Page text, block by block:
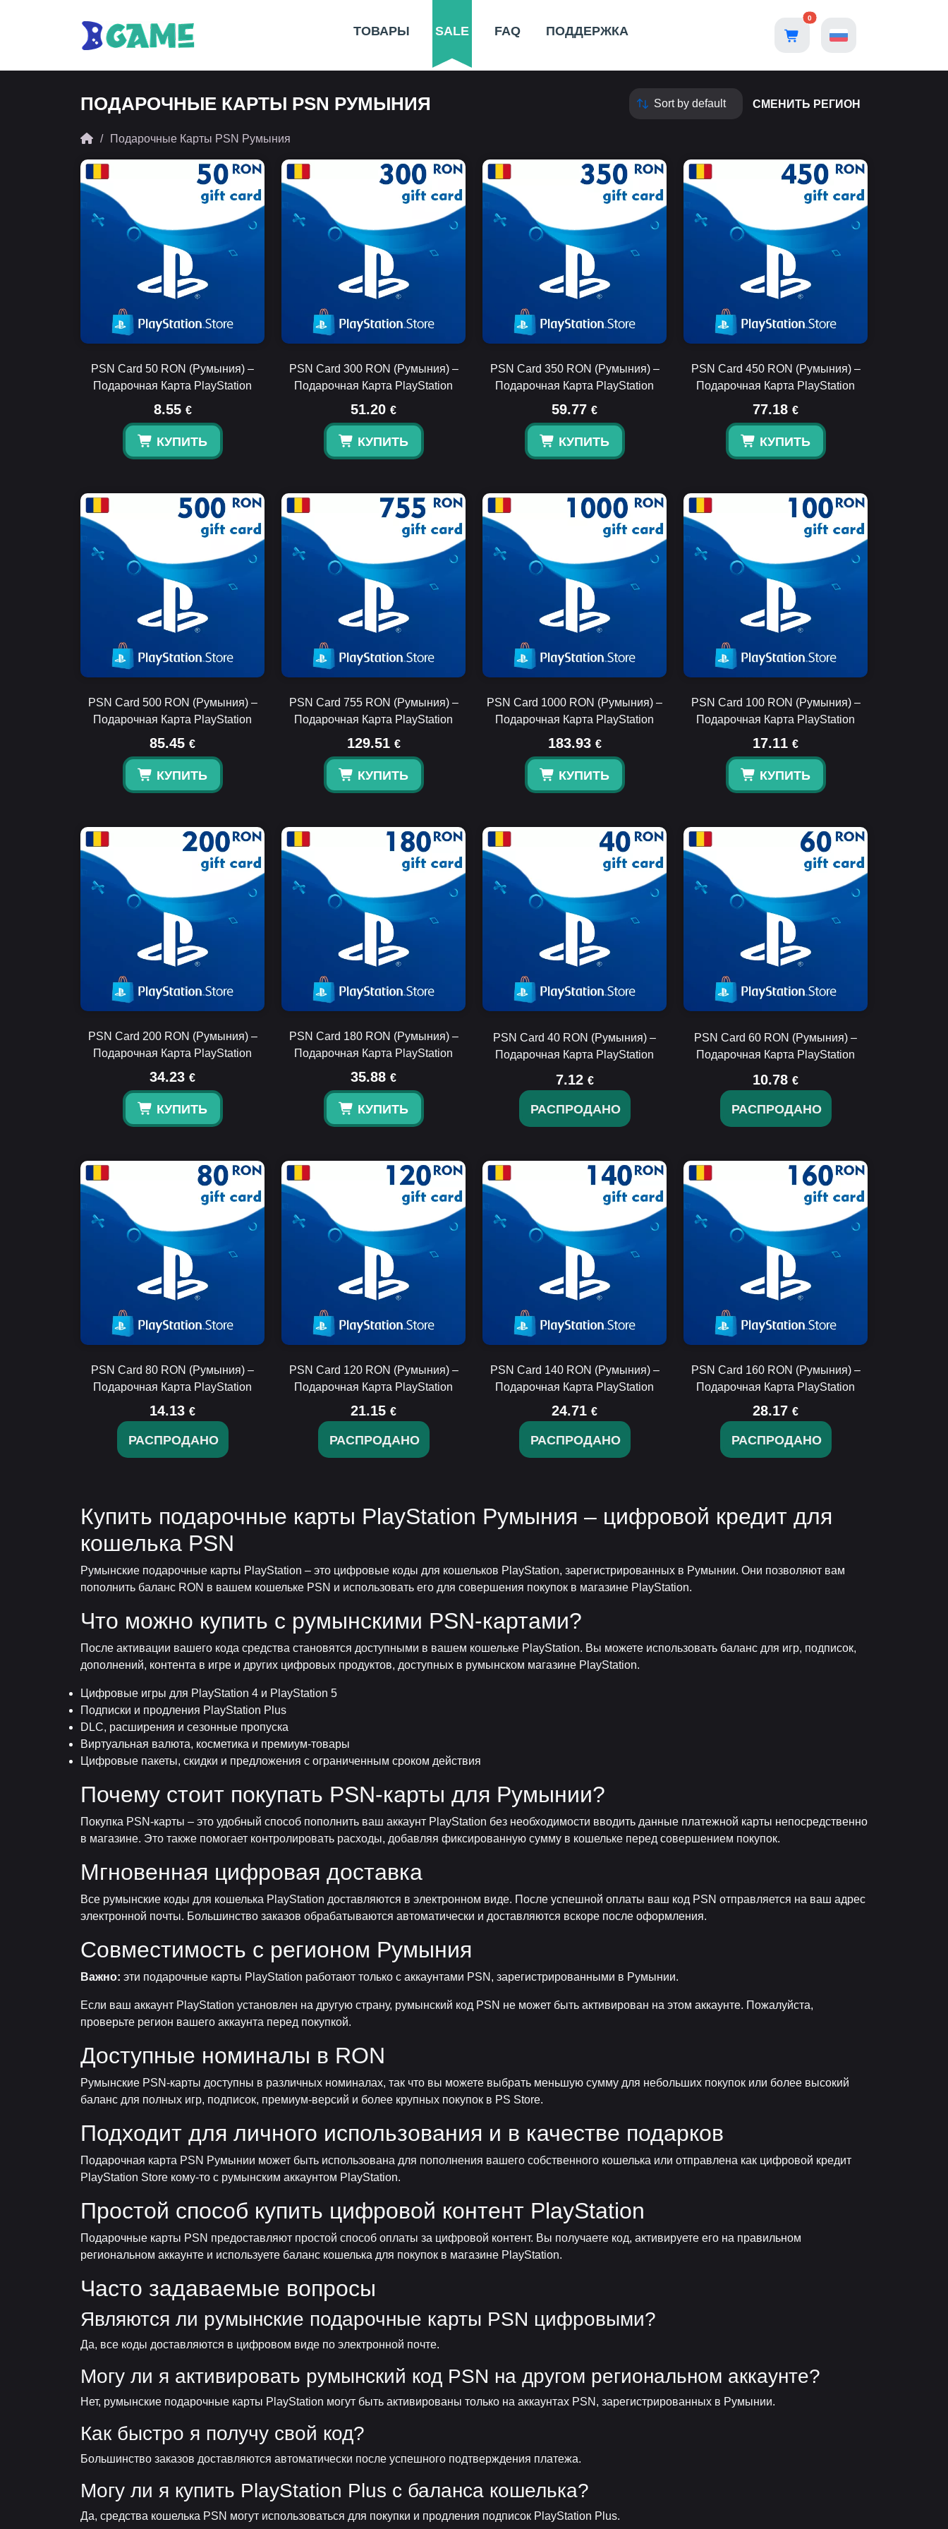
ТОВАРЫ SALE FAQ ПОДДЕРЖКА
0
ПОДАРОЧНЫЕ КАРТЫ PSN РУМЫНИЯ СМЕНИТЬ РЕГИОН
Подарочные Карты PSN Румыния
PSN Card 50 RON (Румыния) –
Подарочная Карта PlayStation
8.55 €
КУПИТЬ
PSN Card 300 RON (Румыния) –
Подарочная Карта PlayStation
51.20 €
КУПИТЬ
PSN Card 350 RON (Румыния) –
Подарочная Карта PlayStation
59.77 €
КУПИТЬ
PSN Card 450 RON (Румыния) –
Подарочная Карта PlayStation
77.18 €
КУПИТЬ
PSN Card 500 RON (Румыния) –
Подарочная Карта PlayStation
85.45 €
КУПИТЬ
PSN Card 755 RON (Румыния) –
Подарочная Карта PlayStation
129.51 €
КУПИТЬ
PSN Card 1000 RON (Румыния) –
Подарочная Карта PlayStation
183.93 €
КУПИТЬ
PSN Card 100 RON (Румыния) –
Подарочная Карта PlayStation
17.11 €
КУПИТЬ
PSN Card 200 RON (Румыния) –
Подарочная Карта PlayStation
34.23 €
КУПИТЬ
PSN Card 180 RON (Румыния) –
Подарочная Карта PlayStation
35.88 €
КУПИТЬ
PSN Card 40 RON (Румыния) –
Подарочная Карта PlayStation
7.12 €
РАСПРОДАНО
PSN Card 60 RON (Румыния) –
Подарочная Карта PlayStation
10.78 €
РАСПРОДАНО
PSN Card 80 RON (Румыния) –
Подарочная Карта PlayStation
14.13 €
РАСПРОДАНО
PSN Card 120 RON (Румыния) –
Подарочная Карта PlayStation
21.15 €
РАСПРОДАНО
PSN Card 140 RON (Румыния) –
Подарочная Карта PlayStation
24.71 €
РАСПРОДАНО
PSN Card 160 RON (Румыния) –
Подарочная Карта PlayStation
28.17 €
РАСПРОДАНО
Купить подарочные карты PlayStation Румыния – цифровой кредит для
кошелька PSN
Румынские подарочные карты PlayStation – это цифровые коды для кошельков PlayStation, зарегистрированных в Румынии. Они позволяют вам
пополнить баланс RON в вашем кошельке PSN и использовать его для совершения покупок в магазине PlayStation.
Что можно купить с румынскими PSN-картами?
После активации вашего кода средства становятся доступными в вашем кошельке PlayStation. Вы можете использовать баланс для игр, подписок,
дополнений, контента в игре и других цифровых продуктов, доступных в румынском магазине PlayStation.
Цифровые игры для PlayStation 4 и PlayStation 5
Подписки и продления PlayStation Plus
DLC, расширения и сезонные пропуска
Виртуальная валюта, косметика и премиум-товары
Цифровые пакеты, скидки и предложения с ограниченным сроком действия
Почему стоит покупать PSN-карты для Румынии?
Покупка PSN-карты – это удобный способ пополнить ваш аккаунт PlayStation без необходимости вводить данные платежной карты непосредственно
в магазине. Это также помогает контролировать расходы, добавляя фиксированную сумму в кошельке перед совершением покупок.
Мгновенная цифровая доставка
Все румынские коды для кошелька PlayStation доставляются в электронном виде. После успешной оплаты ваш код PSN отправляется на ваш адрес
электронной почты. Большинство заказов обрабатываются автоматически и доставляются вскоре после оформления.
Совместимость с регионом Румыния
Важно: эти подарочные карты PlayStation работают только с аккаунтами PSN, зарегистрированными в Румынии.
Если ваш аккаунт PlayStation установлен на другую страну, румынский код PSN не может быть активирован на этом аккаунте. Пожалуйста,
проверьте регион вашего аккаунта перед покупкой.
Доступные номиналы в RON
Румынские PSN-карты доступны в различных номиналах, так что вы можете выбрать меньшую сумму для небольших покупок или более высокий
баланс для полных игр, подписок, премиум-версий и более крупных покупок в PS Store.
Подходит для личного использования и в качестве подарков
Подарочная карта PSN Румынии может быть использована для пополнения вашего собственного кошелька или отправлена как цифровой кредит
PlayStation Store кому-то с румынским аккаунтом PlayStation.
Простой способ купить цифровой контент PlayStation
Подарочные карты PSN предоставляют простой способ оплаты за цифровой контент. Вы получаете код, активируете его на правильном
региональном аккаунте и используете баланс кошелька для покупок в магазине PlayStation.
Часто задаваемые вопросы
Являются ли румынские подарочные карты PSN цифровыми?
Да, все коды доставляются в цифровом виде по электронной почте.
Могу ли я активировать румынский код PSN на другом региональном аккаунте?
Нет, румынские подарочные карты PlayStation могут быть активированы только на аккаунтах PSN, зарегистрированных в Румынии.
Как быстро я получу свой код?
Большинство заказов доставляются автоматически после успешного подтверждения платежа.
Могу ли я купить PlayStation Plus с баланса кошелька?
Да, средства кошелька PSN могут использоваться для покупки и продления подписок PlayStation Plus.